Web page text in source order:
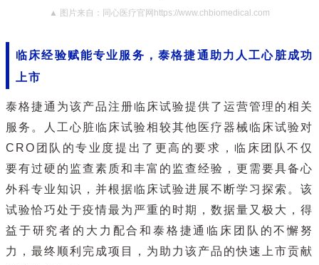
▲ 图片来自：同心医疗官网https://www.chbiomedical.com
临床经验赋能专业服务，泰格捷通助力人工心脏成功
上市
泰格捷通为该产品注册临床试验提供了运营管理的相关
服务。人工心脏临床试验相较其他医疗器械临床试验对
CRO团队的专业度提出了更高的要求，临床团队不仅
要有过硬的监查素质和丰富的监查经验，更需要具备心
外科专业知识，并根据临床试验进展不断学习探索。该
试验恰巧处于疫情最为严重的时期，数据量又极大，得
益于研究者的大力配合和泰格捷通临床团队的不懈努
力，最终顺利完成项目，为助力该产品的快速上市贡献